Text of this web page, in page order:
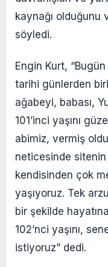
kaynağı olduğunu
söyledi.
Engin Kurt,
tarihi günlerden
ağabeyi, babası,
101’inci yaşını
abimiz, vermiş
neticesinde sitenin
kendisinden çok
yaşıyoruz. Tek
bir şekilde
102’nci yaşını,
istiyoruz” dedi.